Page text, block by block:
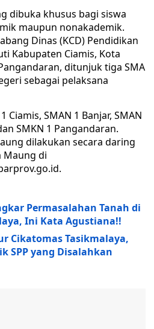
dibuka khusus bagi siswa
maupun nonakademik.
Dinas (KCD) Pendidikan
Kabupaten Ciamis, Kota
ditunjuk tiga SMA
sebagai pelaksana
Ciamis, SMAN 1 Banjar, SMAN
SMKN 1 Pangandaran.
dilakukan secara daring
Maung di
Permasalahan Tanah di
Ini Kata Agustiana!!
Cikatomas Tasikmalaya,
SPP yang Disalahkan